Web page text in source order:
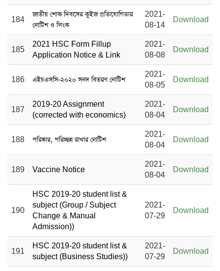
184
জাতীয় শোক দিবসের কুইজ প্রতিযোগিতার
নোটিশ ও লিংক
2021-
08-14
Download
185
2021 HSC Form Fillup
Application Notice & Link
2021-
08-08
Download
186 এইচএসসি-২০২০ সনদ বিতরণ নোটিশ
2021-
08-05
Download
187
2019-20 Assignment
(corrected with economics)
2021-
08-04
Download
188 পরিষ্কার, পরিচ্ছন্ন রাখার নোটিশ
2021-
08-04
Download
189 Vaccine Notice
2021-
08-04
Download
190
HSC 2019-20 student list &
subject (Group / Subject
Change & Manual
Admission))
2021-
07-29
Download
191
HSC 2019-20 student list &
subject (Business Studies))
2021-
07-29
Download